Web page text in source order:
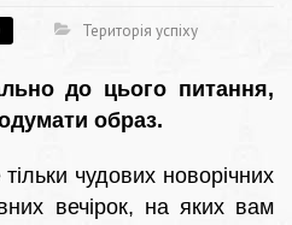
Територія успіху
до цього питання,
образ.
чудових новорічних
вечірок, на яких вам